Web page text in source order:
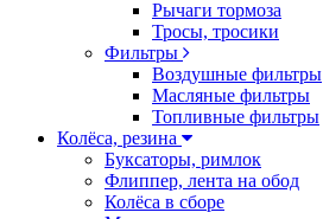
Рычаги тормоза
Тросы, тросики
Фильтры
Воздушные фильтры
Масляные фильтры
Топливные фильтры
Колёса, резина
Буксаторы, римлок
Флиппер, лента на обод
Колёса в сборе